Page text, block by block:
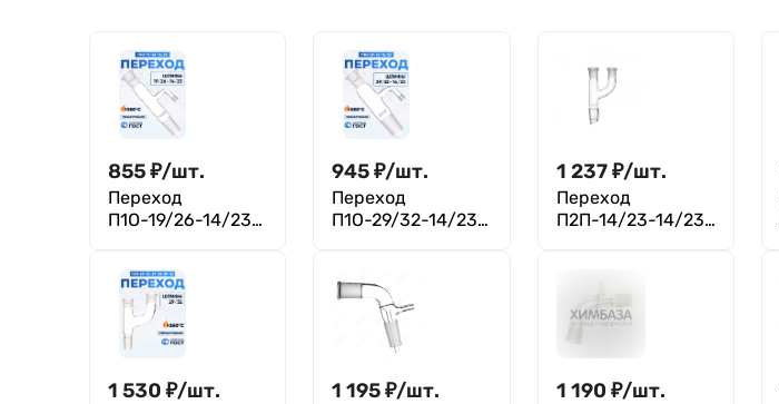
855₽/шт.
Переход
П1О-19/26-14/23
945₽/шт.
Переход
П1О-29/32-14/23
1 237₽/шт.
Переход
П2П-14/23-14/23-
1 530 ₽/шт. 1 195₽/шт. 1 190 ₽/шт.